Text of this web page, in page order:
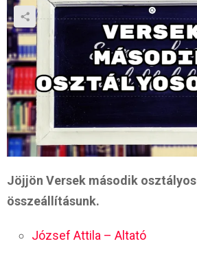
Jöjjön Versek második
összeállításunk.
József Attila – Altató